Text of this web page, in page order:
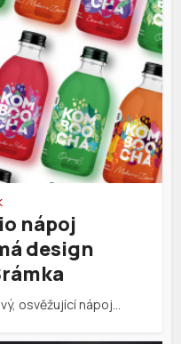
nápoj
design
osvěžující nápoj…